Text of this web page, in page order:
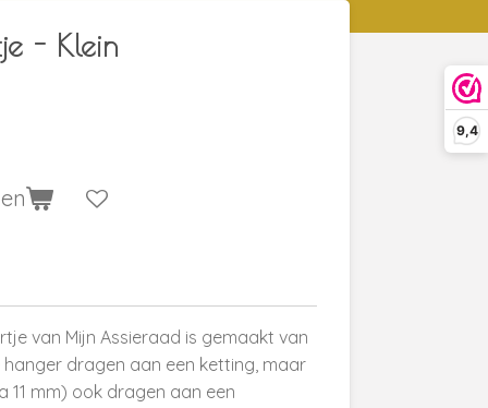
9,4
- Klein
van Mijn Assieraad is gemaakt van
hanger dragen aan een ketting, maar
mm) ook dragen aan een